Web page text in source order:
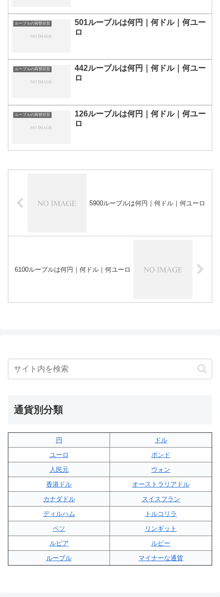
ルーブルの両替目安
501ルーブルは何円｜何ドル｜何ユー
ロ
ルーブルの両替目安
442ルーブルは何円｜何ドル｜何ユー
ロ
ルーブルの両替目安
126ルーブルは何円｜何ドル｜何ユー
ロ
5900ルーブルは何円｜何ドル｜何ユーロ
6100ルーブルは何円｜何ドル｜何ユーロ
通貨別分類
円
ドル
ユーロ
ポンド
人民元
ウォン
香港ドル
オーストラリアドル
カナダドル
スイスフラン
ディルハム
トルコリラ
ペソ
リンギット
ルピア
ルピー
ルーブル
マイナーな通貨